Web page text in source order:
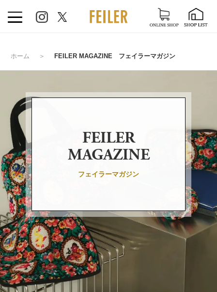
ホーム ＞ FEILER MAGAZINE フェイラーマガジン
FEILER
MAGAZINE
フェイラーマガジン